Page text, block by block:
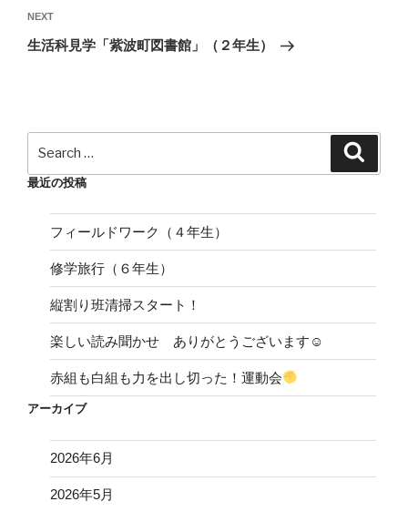
ビ
ゲ
Next
Post
NEXT
生活科見学「紫波町図書館」（２年生）
最近の投稿
フィールドワーク（４年生）
修学旅行（６年生）
縦割り班清掃スタート！
楽しい読み聞かせ ありがとうございます☺
赤組も白組も力を出し切った！運動会
アーカイブ
2026年6月
2026年5月